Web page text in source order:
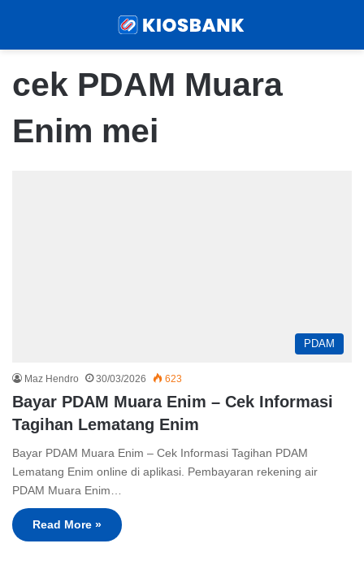
cek PDAM Muara
Enim mei
PDAM
Maz Hendro 30/03/2026 623
Bayar PDAM Muara Enim – Cek Informasi
Tagihan Lematang Enim
Bayar PDAM Muara Enim – Cek Informasi Tagihan PDAM
Lematang Enim online di aplikasi. Pembayaran rekening air
PDAM Muara Enim…
Read More »